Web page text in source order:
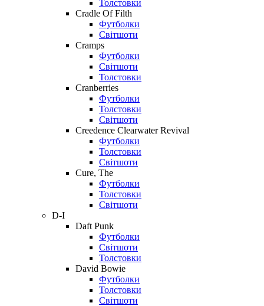
Толстовки
Cradle Of Filth
Футболки
Світшоти
Cramps
Футболки
Світшоти
Толстовки
Cranberries
Футболки
Толстовки
Світшоти
Creedence Clearwater Revival
Футболки
Толстовки
Світшоти
Cure, The
Футболки
Толстовки
Світшоти
D-I
Daft Punk
Футболки
Світшоти
Толстовки
David Bowie
Футболки
Толстовки
Світшоти